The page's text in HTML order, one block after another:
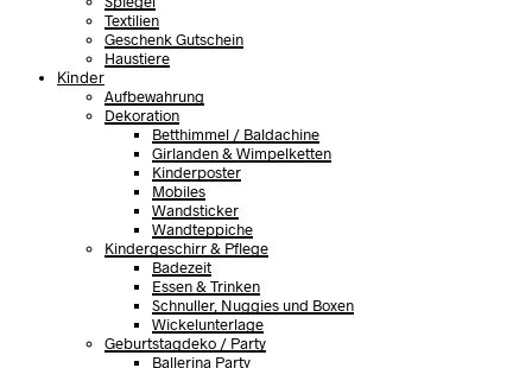
Textilien
Geschenk Gutschein
Haustiere
Kinder
Aufbewahrung
Dekoration
Betthimmel / Baldachine
Girlanden & Wimpelketten
Kinderposter
Mobiles
Wandsticker
Wandteppiche
Kindergeschirr & Pflege
Badezeit
Essen & Trinken
Schnuller, Nuggies und Boxen
Wickelunterlage
Geburtstagdeko / Party
Ballerina Party